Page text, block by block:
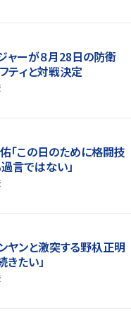
ャーが８月28日の防衛
ティと対戦決定
「この日のために格闘技
言ではない」
ンヤンと激突する野杁正明
たい」